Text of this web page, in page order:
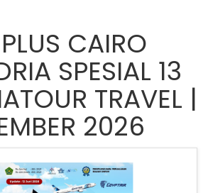
CAIRO
SPESIAL 13
TRAVEL |
2026